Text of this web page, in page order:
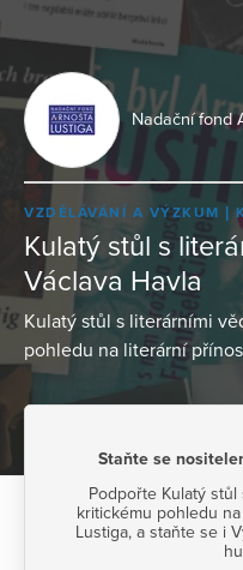
Nadační fond
VZDĚLÁVÁNÍ A VÝZKUM
Kulatý stůl s
Václava Havla
Kulatý stůl s literárními
pohledu na literární
Staňte se
Podpořte Kulatý
kritickému pohledu
Lustiga, a staňte se i